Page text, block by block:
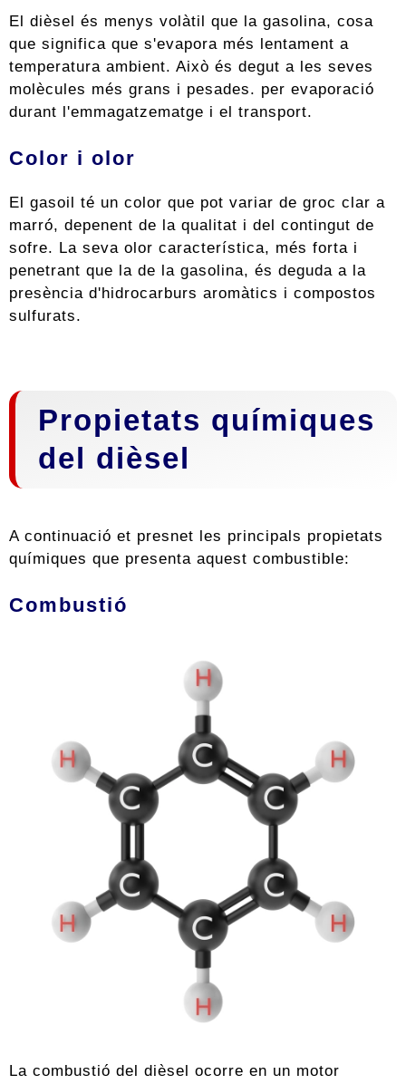
El dièsel és menys volàtil que la gasolina, cosa
que significa que s'evapora més lentament a
temperatura ambient. Això és degut a les seves
molècules més grans i pesades. per evaporació
durant l'emmagatzematge i el transport.
Color i olor
El gasoil té un color que pot variar de groc clar a
marró, depenent de la qualitat i del contingut de
sofre. La seva olor característica, més forta i
penetrant que la de la gasolina, és deguda a la
presència d'hidrocarburs aromàtics i compostos
sulfurats.
Propietats químiques
del dièsel
A continuació et presnet les principals propietats
químiques que presenta aquest combustible:
Combustió
La combustió del dièsel ocorre en un motor